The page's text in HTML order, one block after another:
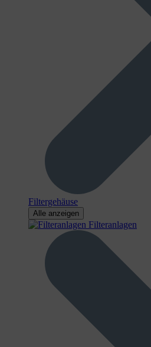
Filtergehäuse
Alle anzeigen
Filteranlagen